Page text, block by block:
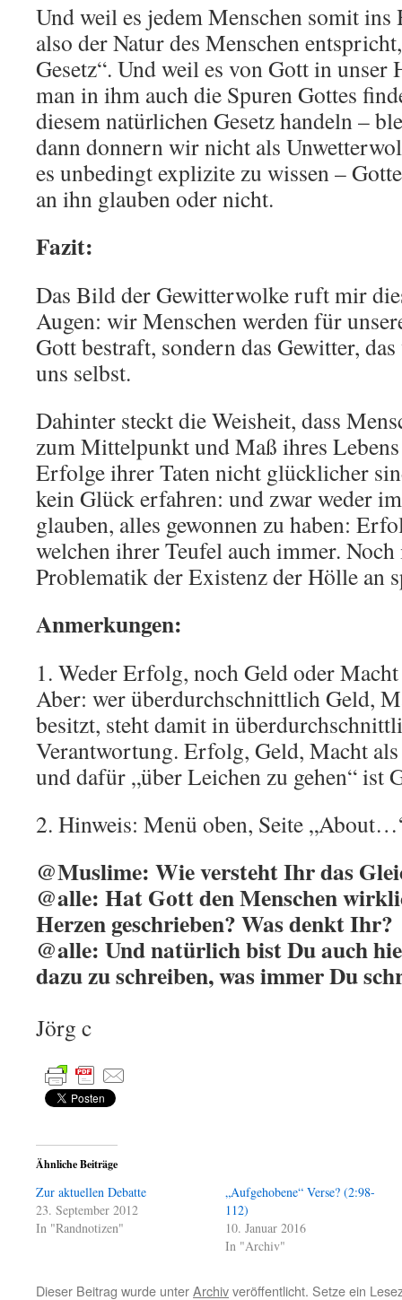
Und weil es jedem Menschen somit ins
also der Natur des Menschen
Gesetz“. Und weil es von Gott in unser
man in ihm auch die Spuren Gottes
diesem natürlichen Gesetz handeln –
dann donnern wir nicht als
es unbedingt explizite zu wissen –
an ihn glauben oder nicht.
Fazit:
Das Bild der Gewitterwolke ruft mir
Augen: wir Menschen werden für
Gott bestraft, sondern das Gewitter,
uns selbst.
Dahinter steckt die Weisheit, dass
zum Mittelpunkt und Maß ihres Lebens
Erfolge ihrer Taten nicht glücklicher
kein Glück erfahren: und zwar weder
glauben, alles gewonnen zu haben:
welchen ihrer Teufel auch immer.
Problematik der Existenz der Hölle an
Anmerkungen:
1. Weder Erfolg, noch Geld oder
Aber: wer überdurchschnittlich Geld,
besitzt, steht damit in
Verantwortung. Erfolg, Geld, Macht als
und dafür „über Leichen zu gehen“ ist
2. Hinweis: Menü oben, Seite
@Muslime: Wie versteht Ihr das
@alle: Hat Gott den Menschen
Herzen geschrieben? Was denkt Ihr?
@alle: Und natürlich bist Du auch
dazu zu schreiben, was immer Du
Jörg c
Ähnliche Beiträge
Zur aktuellen Debatte
23. September 2012
In "Randnotizen"
„Aufgehobene“ Verse? (2:98-
112)
10. Januar 2016
In "Archiv"
Dieser Beitrag wurde unterArchivveröffentlicht. Setze ein